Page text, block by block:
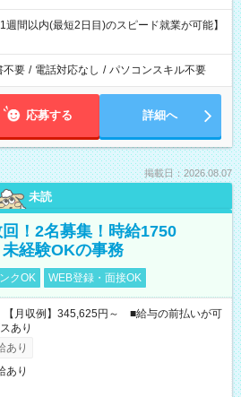
週間以内(最短2日目)のスピード就業が可能】
不要 / 電話対応なし / パソコンスキル不要
応募する 詳細へ
掲載日：2026.08.07
未読
！2名募集！時給1750
経験OKの事務
クOK WEB登録・面接OK
月収例】345,625円～ ■給与の前払いが可
あり
あり
あり